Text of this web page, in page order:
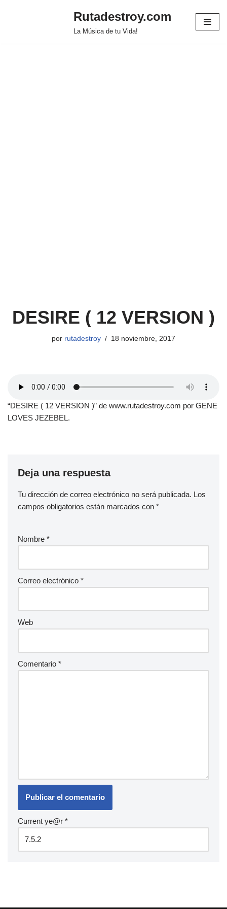
Rutadestroy.com
La Música de tu Vida!
DESIRE ( 12 VERSION )
por rutadestroy 18 noviembre, 2017
“DESIRE ( 12 VERSION )” de www.rutadestroy.com por GENE
LOVES JEZEBEL.
Deja una respuesta
Tu dirección de correo electrónico no será publicada. Los
campos obligatorios están marcados con *
Nombre *
Correo electrónico *
Web
Comentario *
Current ye@r *